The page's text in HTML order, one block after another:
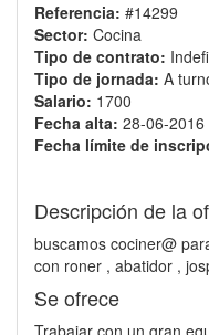
Referencia: #14299
Sector: Cocina
Tipo de contrato:
Tipo de jornada: A
Salario: 1700
Fecha alta: 28-06-2016
Fecha límite de
Descripción de la
buscamos cociner@
con roner , abatidor ,
Se ofrece
Trabajar con un gran